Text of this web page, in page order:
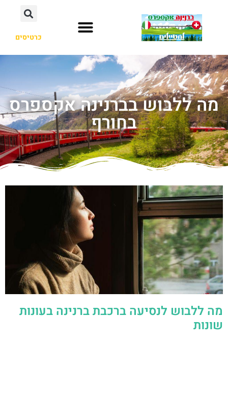
כרטיסים
מה ללבוש בברנינה אקספרס
בחורף
מה ללבוש לנסיעה ברכבת ברנינה בעונות
שונות